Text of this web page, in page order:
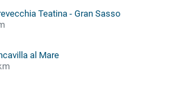
Teatina - Gran Sasso
al Mare